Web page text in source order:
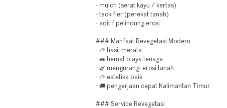
- mulch (serat kayu / kertas)
- tackifier (perekat tanah)
- aditif pelindung erosi
### Manfaat Revegetasi Modern
- 🌱 hasil merata
- 🚜 hemat biaya tenaga
- 🌿 mengurangi erosi tanah
- 🌱 estetika baik
- 🚚 pengerjaan cepat Kalimantan Timur
### Service Revegetasi